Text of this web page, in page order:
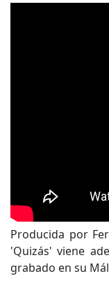
Producida por
'Quizás' viene
grabado en su